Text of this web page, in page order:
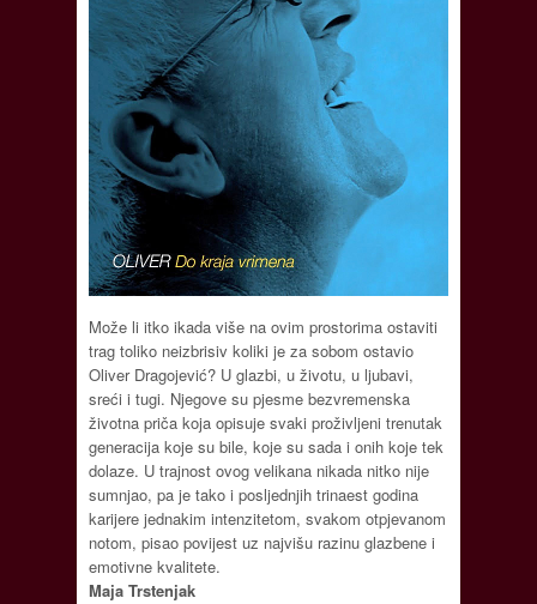
Može li itko ikada više na ovim prostorima ostaviti
trag toliko neizbrisiv koliki je za sobom ostavio
Oliver Dragojević? U glazbi, u životu, u ljubavi,
sreći i tugi. Njegove su pjesme bezvremenska
životna priča koja opisuje svaki proživljeni trenutak
generacija koje su bile, koje su sada i onih koje tek
dolaze. U trajnost ovog velikana nikada nitko nije
sumnjao, pa je tako i posljednjih trinaest godina
karijere jednakim intenzitetom, svakom otpjevanom
notom, pisao povijest uz najvišu razinu glazbene i
emotivne kvalitete.
Maja Trstenjak